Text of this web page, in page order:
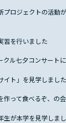
プロジェクトの活動
習を行いました
クル七夕コンサート
イト」を見学しました
作って食べるぞ、の
生が本学を見学しま